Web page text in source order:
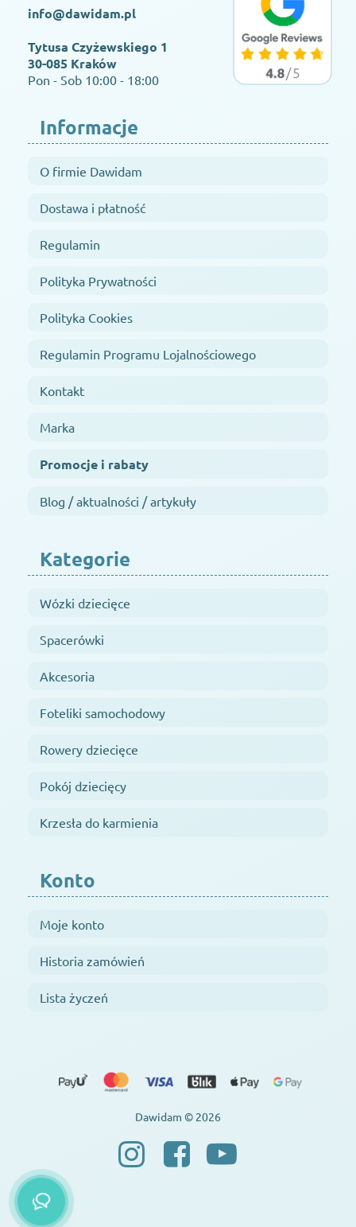
info@dawidam.pl
Tytusa Czyżewskiego 1
30-085 Kraków
Pon - Sob 10:00 - 18:00
Informacje
O firmie Dawidam
Dostawa i płatność
Regulamin
Polityka Prywatności
Polityka Cookies
Regulamin Programu Lojalnościowego
Kontakt
Marka
Promocje i rabaty
Blog / aktualności / artykuły
Kategorie
Wózki dziecięce
Spacerówki
Akcesoria
Foteliki samochodowy
Rowery dziecięce
Pokój dziecięcy
Krzesła do karmienia
Konto
Moje konto
Historia zamówień
Lista życzeń
Dawidam © 2026